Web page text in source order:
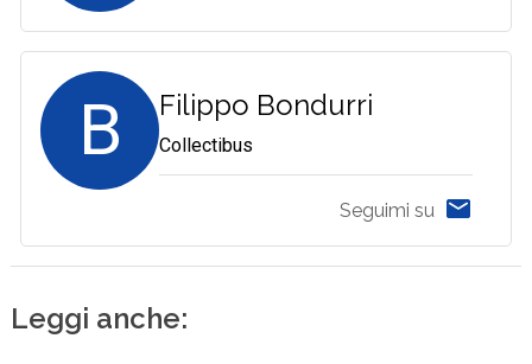
B Filippo Bondurri
Collectibus
Seguimi su
Leggi anche: